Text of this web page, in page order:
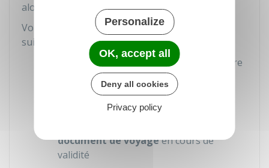
alors votre départ.
Vous êtes
éloigné dans l'une des destinations
suivantes :
Pays d'origine
(sauf si votre vie ou votre
liberté y sont menacées ou si vous êtes
exposés à la torture, à des peines ou
traitements inhumains ou dégradants)
document de voyageen cours de
validité
Personalize
OK, accept all
Deny all cookies
Privacy policy